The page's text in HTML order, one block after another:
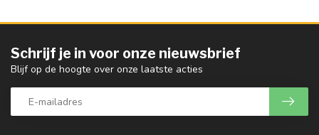
Schrijf je in voor onze nieuwsbrief
Blijf op de hoogte over onze laatste acties